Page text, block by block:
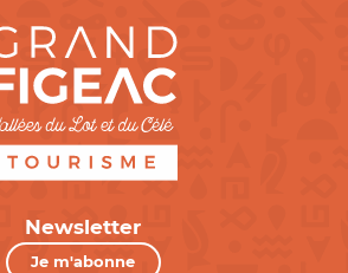
Newsletter
Je m'abonne